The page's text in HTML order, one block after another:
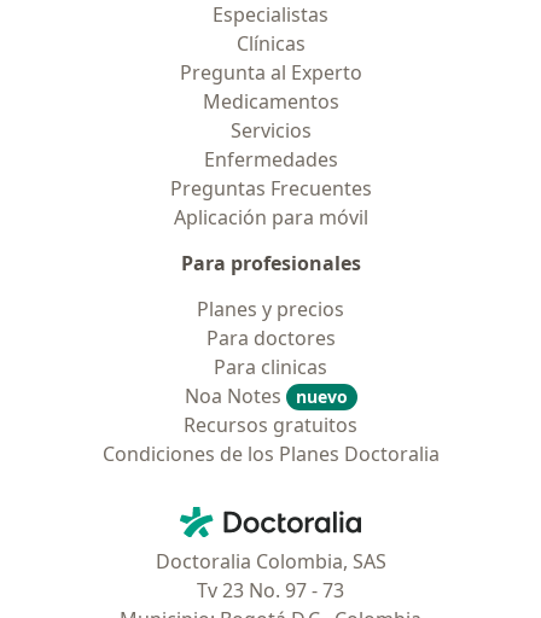
Especialistas
Clínicas
Pregunta al Experto
Medicamentos
Servicios
Enfermedades
Preguntas Frecuentes
Aplicación para móvil
Para profesionales
Planes y precios
Para doctores
Para clinicas
Noa Notes
nuevo
Recursos gratuitos
Condiciones de los Planes Doctoralia
Doctoralia - Página de inicio
Doctoralia Colombia, SAS
Tv 23 No. 97 - 73